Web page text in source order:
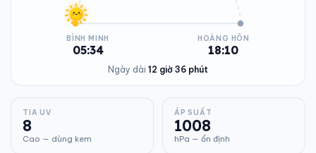
BÌNH MINH
05:34
HOÀNG HÔN
18:10
Ngày dài 12 giờ 36 phút
TIA UV
8
Cao — dùng kem
ÁP SUẤT
1008
hPa — ổn định